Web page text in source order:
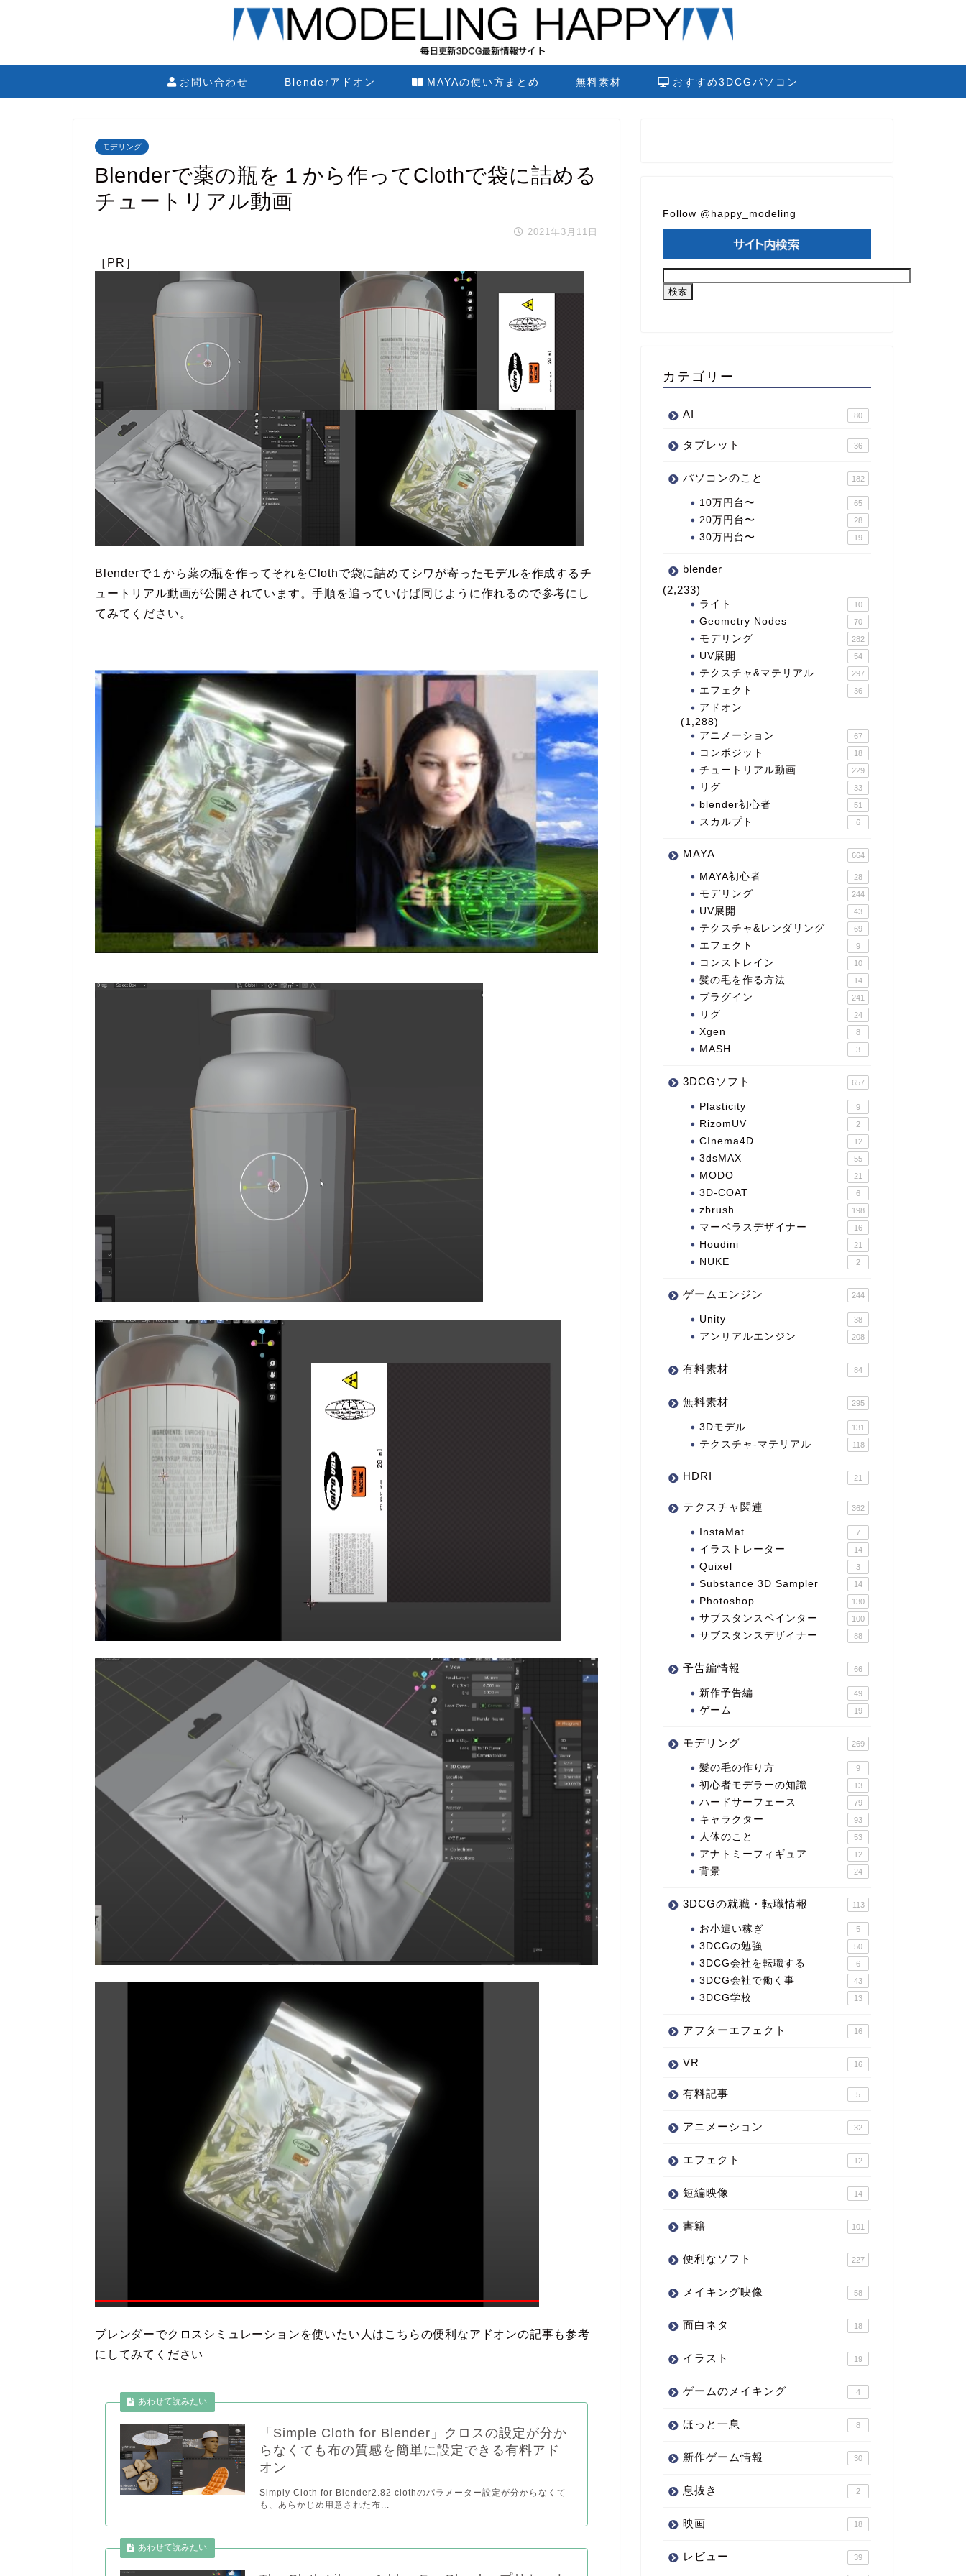
お問い合わせ Blenderアドオン MAYAの使い方まとめ 無料素材 おすすめ3DCGパソコン
モデリング
Blenderで薬の瓶を１から作ってClothで袋に詰める
チュートリアル動画
2021年3月11日
［PR］
Blenderで１から薬の瓶を作ってそれをClothで袋に詰めてシワが寄ったモデルを作成するチ
ュートリアル動画が公開されています。手順を追っていけば同じように作れるので参考にし
てみてください。
ブレンダーでクロスシミュレーションを使いたい人はこちらの便利なアドオンの記事も参考
にしてみてください
「Simple Cloth for Blender」クロスの設定が分か
らなくても布の質感を簡単に設定できる有料アド
オン
Simply Cloth for Blender2.82 clothのパラメーター設定が分からなくて
も、あらかじめ用意された布...
Follow @happy_modeling
カテゴリー
AI 80
タブレット 36
パソコンのこと 182
10万円台〜 65
20万円台〜 28
30万円台〜 19
blender
(2,233)
ライト 10
Geometry Nodes 70
モデリング 282
UV展開 54
テクスチャ&マテリアル 297
エフェクト 36
アドオン
(1,288)
アニメーション
67
コンポジット 18
チュートリアル動画 229
リグ 33
blender初心者 51
スカルプト 6
MAYA 664
MAYA初心者 28
モデリング 244
UV展開 43
テクスチャ&レンダリング 69
エフェクト 9
コンストレイン 10
髪の毛を作る方法 14
プラグイン 241
リグ 24
Xgen 8
MASH 3
3DCGソフト 657
Plasticity 9
RizomUV 2
CInema4D 12
3dsMAX 55
MODO 21
3D-COAT 6
zbrush 198
マーベラスデザイナー 16
Houdini 21
NUKE 2
ゲームエンジン 244
Unity 38
アンリアルエンジン 208
有料素材 84
無料素材 295
3Dモデル 131
テクスチャ-マテリアル 118
HDRI 21
テクスチャ関連 362
InstaMat 7
イラストレーター 14
Quixel 3
Substance 3D Sampler 14
Photoshop 130
サブスタンスペインター 100
サブスタンスデザイナー 88
予告編情報 66
新作予告編 49
ゲーム 19
モデリング 269
髪の毛の作り方 9
初心者モデラーの知識 13
ハードサーフェース 79
キャラクター 93
人体のこと 53
アナトミーフィギュア 12
背景 24
3DCGの就職・転職情報 113
お小遣い稼ぎ 5
3DCGの勉強 50
3DCG会社を転職する 6
3DCG会社で働く事 43
3DCG学校 13
アフターエフェクト 16
VR 16
有料記事 5
アニメーション 32
エフェクト 12
短編映像 14
書籍 101
便利なソフト 227
メイキング映像 58
面白ネタ 18
イラスト 19
ゲームのメイキング 4
ほっと一息 8
新作ゲーム情報 30
息抜き 2
映画 18
レビュー 39